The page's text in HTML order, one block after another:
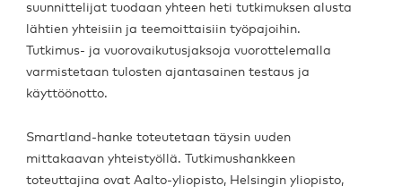
suunnittelijat tuodaan yhteen heti tutkimuksen alusta
lähtien yhteisiin ja teemoittaisiin työpajoihin.
Tutkimus- ja vuorovaikutusjaksoja vuorottelemalla
varmistetaan tulosten ajantasainen testaus ja
käyttöönotto.
Smartland-hanke toteutetaan täysin uuden
mittakaavan yhteistyöllä. Tutkimushankkeen
toteuttajina ovat Aalto-yliopisto, Helsingin yliopisto,